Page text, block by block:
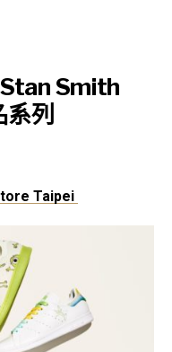
Smith
系列
Taipei